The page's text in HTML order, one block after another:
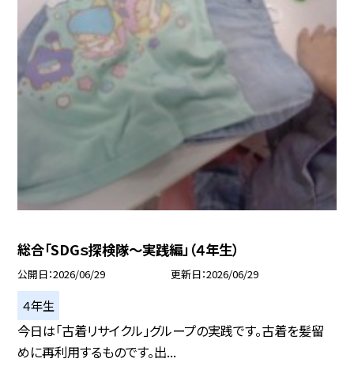
総合「SDGｓ探検隊〜実践編」（４年生）
公開日 2026/06/29 更新日 2026/06/29
４年生
今日は「古着リサイクル」グループの実践です。古着を髪留
めに再利用するものです。出...